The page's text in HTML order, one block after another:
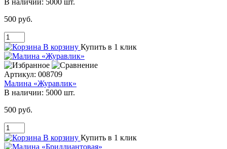
В наличии: 5000 шт.
500 руб.
В корзину Купить в 1 клик
Артикул: 008709
Малина «Журавлик»
В наличии: 5000 шт.
500 руб.
В корзину Купить в 1 клик